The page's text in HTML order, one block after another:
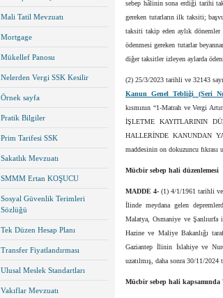
Mali Tatil Mevzuatı
Mortgage
Mükellef Panosu
Nelerden Vergi SSK Kesilir
Örnek sayfa
Pratik Bilgiler
Prim Tarifesi SSK
Sakatlık Mevzuatı
SMMM Ertan KOŞUCU
Sosyal Güvenlik Terimleri
Sözlüğü
Tek Düzen Hesap Planı
Transfer Fiyatlandırması
Ulusal Meslek Standartları
Vakıflar Mevzuatı
sebep hâlinin sona erdiği tarihi
gereken tutarların ilk taksiti;
taksiti takip eden aylık dönemler
ödenmesi gereken tutarlar
diğer taksitler izleyen aylarda
(2) 25/3/2023 tarihli ve 32143
Kanun Genel Tebliği (Seri
kısmının “1-Matrah ve Vergi
İŞLETME KAYITLARININ
HALLERİNDE KANUNDAN
maddesinin on dokuzuncu fıkrası
Mücbir sebep hali düzenlemesi
MADDE 4-(1) 4/1/1961 tarihli
İlinde meydana gelen
Malatya, Osmaniye ve
Hazine ve Maliye Bakanlığı
Gaziantep İlinin İslahiye ve
uzatılmış, daha sonra 30/11/
Mücbir sebep hali kapsamında